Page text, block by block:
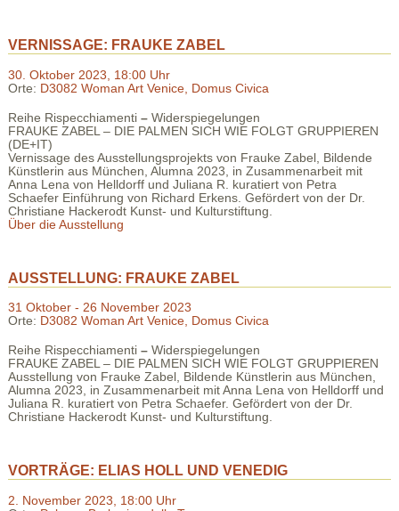
VERNISSAGE: FRAUKE ZABEL
30. Oktober 2023, 18:00 Uhr
Orte: D3082 Woman Art Venice, Domus Civica
Reihe Rispecchiamenti –Widerspiegelungen
FRAUKE ZABEL – DIE PALMEN SICH WIE FOLGT GRUPPIEREN
(DE+IT)
Vernissage des Ausstellungsprojekts von Frauke Zabel, Bildende
Künstlerin aus München, Alumna 2023, in Zusammenarbeit mit
Anna Lena von Helldorff und Juliana R. kuratiert von Petra
Schaefer Einführung von Richard Erkens. Gefördert von der Dr.
Christiane Hackerodt Kunst- und Kulturstiftung.
Über die Ausstellung
AUSSTELLUNG: FRAUKE ZABEL
31 Oktober - 26 November 2023
Orte: D3082 Woman Art Venice, Domus Civica
Reihe Rispecchiamenti –Widerspiegelungen
FRAUKE ZABEL – DIE PALMEN SICH WIE FOLGT GRUPPIEREN
Ausstellung von Frauke Zabel, Bildende Künstlerin aus München,
Alumna 2023, in Zusammenarbeit mit Anna Lena von Helldorff und
Juliana R. kuratiert von Petra Schaefer. Gefördert von der Dr.
Christiane Hackerodt Kunst- und Kulturstiftung.
VORTRÄGE: ELIAS HOLL UND VENEDIG
2. November 2023, 18:00 Uhr